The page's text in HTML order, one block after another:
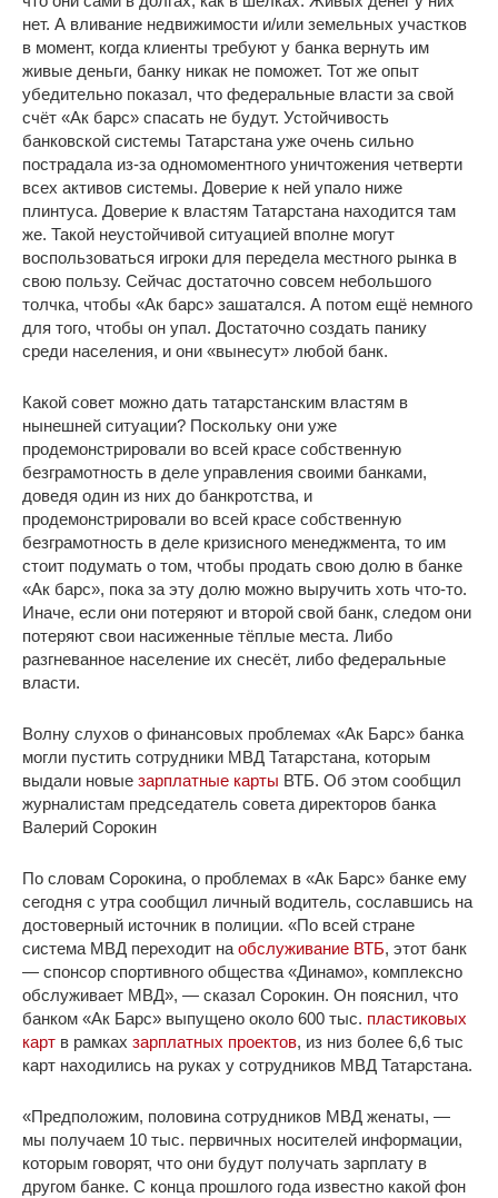
нет. А вливание недвижимости и/или земельных участков
в момент, когда клиенты требуют у банка вернуть им
живые деньги, банку никак не поможет. Тот же опыт
убедительно показал, что федеральные власти за свой
счёт «Ак барс» спасать не будут. Устойчивость
банковской системы Татарстана уже очень сильно
пострадала из-за одномоментного уничтожения четверти
всех активов системы. Доверие к ней упало ниже
плинтуса. Доверие к властям Татарстана находится там
же. Такой неустойчивой ситуацией вполне могут
воспользоваться игроки для передела местного рынка в
свою пользу. Сейчас достаточно совсем небольшого
толчка, чтобы «Ак барс» зашатался. А потом ещё немного
для того, чтобы он упал. Достаточно создать панику
среди населения, и они «вынесут» любой банк.
Какой совет можно дать татарстанским властям в
нынешней ситуации? Поскольку они уже
продемонстрировали во всей красе собственную
безграмотность в деле управления своими банками,
доведя один из них до банкротства, и
продемонстрировали во всей красе собственную
безграмотность в деле кризисного менеджмента, то им
стоит подумать о том, чтобы продать свою долю в банке
«Ак барс», пока за эту долю можно выручить хоть что-то.
Иначе, если они потеряют и второй свой банк, следом они
потеряют свои насиженные тёплые места. Либо
разгневанное население их снесёт, либо федеральные
власти.
Волну слухов о финансовых проблемах «Ак Барс» банка
могли пустить сотрудники МВД Татарстана, которым
выдали новые зарплатные карты ВТБ. Об этом сообщил
журналистам председатель совета директоров банка
Валерий Сорокин
По словам Сорокина, о проблемах в «Ак Барс» банке ему
сегодня с утра сообщил личный водитель, сославшись на
достоверный источник в полиции. «По всей стране
система МВД переходит на обслуживание ВТБ, этот банк
— спонсор спортивного общества «Динамо», комплексно
обслуживает МВД», — сказал Сорокин. Он пояснил, что
банком «Ак Барс» выпущено около 600 тыс. пластиковых
карт в рамках зарплатных проектов, из низ более 6,6 тыс
карт находились на руках у сотрудников МВД Татарстана.
«Предположим, половина сотрудников МВД женаты, —
мы получаем 10 тыс. первичных носителей информации,
которым говорят, что они будут получать зарплату в
другом банке. С конца прошлого года известно какой фон